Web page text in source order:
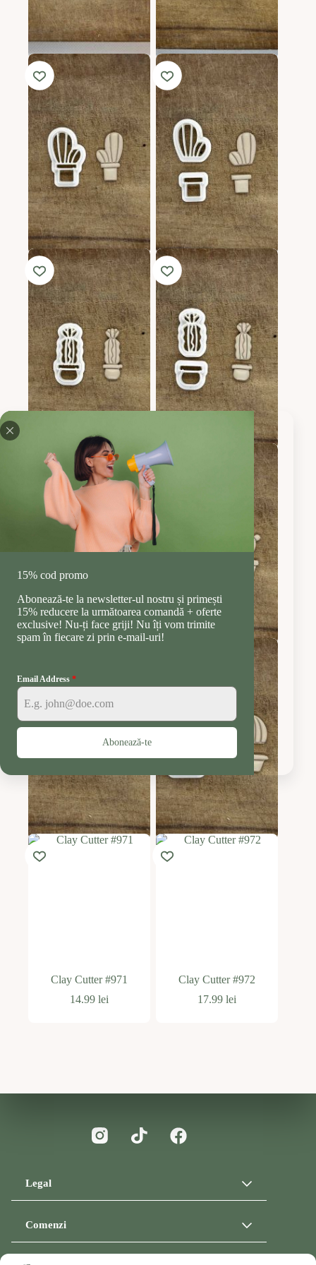
15% cod promo
Abonează-te la newsletter-ul nostru și primești
15% reducere la următoarea comandă + oferte
exclusive! Nu-ți face griji! Nu îți vom trimite
spam în fiecare zi prin e-mail-uri!
Email Address *
Abonează-te
Clay Cutter #16
11.99lei
Clay Cutter #132
14.99lei – 19.99leiInterval
de
prețuri:
14.99 lei
până
la
19.99 lei
Clay Cutter #963
17.99lei
Clay Cutter #964
17.99lei
Clay Cutter #965
17.99lei
Clay Cutter #966
17.99lei
14.99lei
Clay Cutter #968
17.99
Clay Cutter #969
17.99lei
Clay Cutter #970
17.99lei
Clay Cutter #971
14.99lei
Clay Cutter #972
17.99lei
Legal
Termeni și condiții
Politica de utilizare cookie-uri
Politica de confidențialitate
Politica de retur
Comenzi